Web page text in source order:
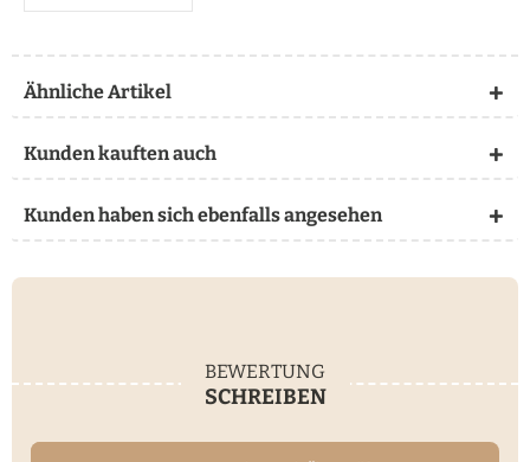
Ähnliche Artikel
Kunden kauften auch
Kunden haben sich ebenfalls angesehen
BEWERTUNG
SCHREIBEN